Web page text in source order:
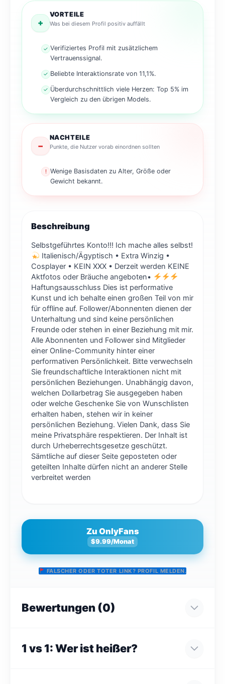
+
VORTEILE
Was bei diesem Profil positiv auffällt
✓ Verifiziertes Profil mit zusätzlichem
Vertrauenssignal.
✓ Beliebte Interaktionsrate von 11,1%.
✓ Überdurchschnittlich viele Herzen: Top 5% im
Vergleich zu den übrigen Models.
−
NACHTEILE
Punkte, die Nutzer vorab einordnen sollten
! Wenige Basisdaten zu Alter, Größe oder
Gewicht bekannt.
Beschreibung
Selbstgeführtes Konto!!! Ich mache alles selbst!
Italienisch/Ägyptisch • Extra Winzig •
Cosplayer • KEIN XXX • Derzeit werden KEINE
Aktfotos oder Bräuche angeboten•
Haftungsausschluss Dies ist performative
Kunst und ich behalte einen großen Teil von mir
für offline auf. Follower/Abonnenten dienen der
Unterhaltung und sind keine persönlichen
Freunde oder stehen in einer Beziehung mit mir.
Alle Abonnenten und Follower sind Mitglieder
einer Online-Community hinter einer
performativen Persönlichkeit. Bitte verwechseln
Sie freundschaftliche Interaktionen nicht mit
persönlichen Beziehungen. Unabhängig davon,
welchen Dollarbetrag Sie ausgegeben haben
oder welche Geschenke Sie von Wunschlisten
erhalten haben, stehen wir in keiner
persönlichen Beziehung. Vielen Dank, dass Sie
meine Privatsphäre respektieren. Der Inhalt ist
durch Urheberrechtsgesetze geschützt.
Sämtliche auf dieser Seite geposteten oder
geteilten Inhalte dürfen nicht an anderer Stelle
verbreitet werden
Zu OnlyFans
$9.99/Monat
FALSCHER ODER TOTER LINK? PROFIL MELDEN.
Bewertungen (0)
1 vs 1: Wer ist heißer?